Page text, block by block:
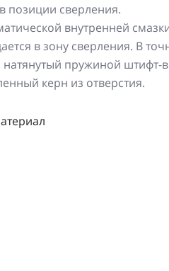
позиции сверления.
внутренней
в зону сверления. В
пружиной штифт-
керн из отверстия.